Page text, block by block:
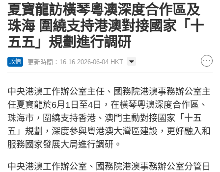
Time
夏寶龍訪橫琴粵澳深度合作區及
珠海 圍繞支持港澳對接國家「十
五五」規劃進行調研
政情 更新時間：16:16 2026-06-04 HKT
中央港澳工作辦公室主任、國務院港澳事務辦公室主
任夏寶龍於6月1日至4日，在橫琴粵澳深度合作區、
珠海市，圍繞支持香港、澳門主動對接國家「十五
五」規劃，深度參與粵港澳大灣區建設，更好融入和
服務國家發展大局進行調研。
中央港澳工作辦公室、國務院港澳事務辦公室分管日